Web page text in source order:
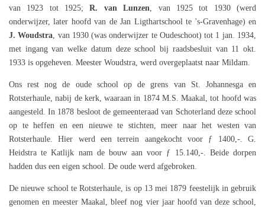
van 1923 tot 1925;R. van Lunzen , van 1925 tot 1930 (werd
onderwijzer, later hoofd van de Jan Ligthartschool te 's-Gravenhage) en
J. Woudstra , van 1930 (was onderwijzer te Oudeschoot) tot 1 jan. 1934,
met ingang van welke datum deze school bij raadsbesluit van 11 okt.
1933 is opgeheven. Meester Woudstra, werd overgeplaatst naar Mildam.
Ons rest nog de oude school op de grens van St. Johannesga en
Rotsterhaule, nabij de kerk, waaraan in 1874 M.S. Maakal, tot hoofd was
aangesteld. In 1878 besloot de gemeenteraad van Schoterland deze school
op te heffen en een nieuwe te stichten, meer naar het westen van
Rotsterhaule. Hier werd een terrein aangekocht voor ƒ 1400,-. G.
Heidstra te Katlijk nam de bouw aan voor ƒ 15.140,-. Beide dorpen
hadden dus een eigen school. De oude werd afgebroken.
De nieuwe school te Rotsterhaule, is op 13 mei 1879 feestelijk in gebruik
genomen en meester Maakal, bleef nog vier jaar hoofd van deze school,